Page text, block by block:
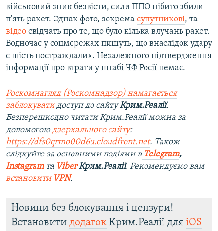
військовий зник безвісти, сили ППО нібито збили
п'ять ракет. Однак фото, зокрема супутникові, та
відео свідчать про те, що було кілька влучань ракет.
Водночас у соцмережах пишуть, що внаслідок удару
є шість постраждалих. Незалежного підтвердження
інформації про втрати у штабі ЧФ Росії немає.
Роскомнагляд (Роскомнадзор) намагається
заблокуватидоступ до сайтуКрим.Реалії.
Безперешкодно читати Крим.Реалії можна за
допомогою дзеркального сайту:
https://dfs0qrmo00d6u.cloudfront.net. Також
слідкуйте за основними подіями в Telegram,
Instagramта ViberКрим.Реалії. Рекомендуємо вам
встановити VPN.
Новини без блокування і цензури!
Встановити додаток Крим.Реалії для iOS